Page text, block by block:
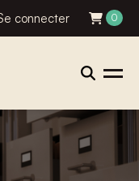
connecter 0